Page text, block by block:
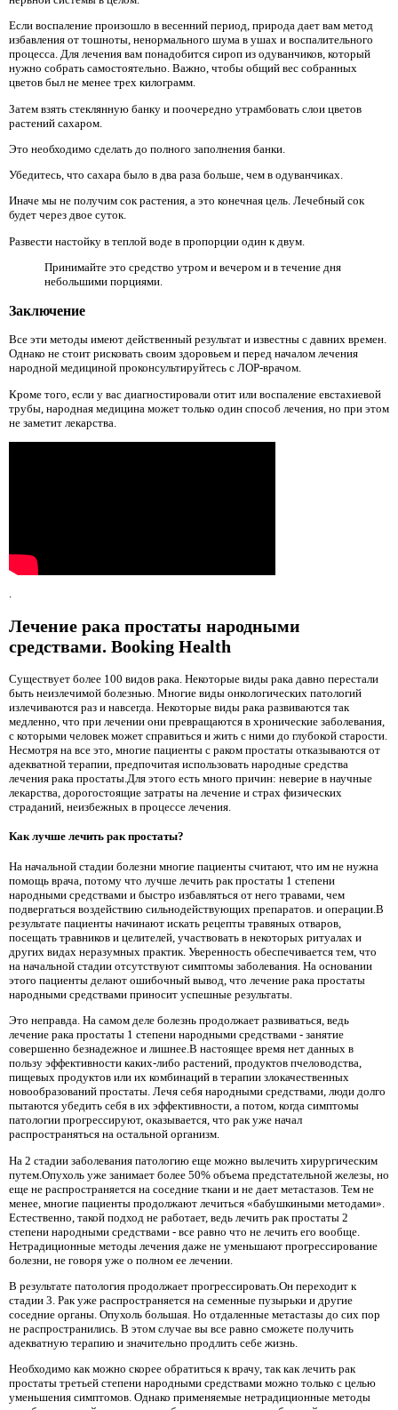
Если воспаление произошло в весенний период, природа дает вам метод
избавления от тошноты, ненормального шума в ушах и воспалительного
процесса. Для лечения вам понадобится сироп из одуванчиков, который
нужно собрать самостоятельно. Важно, чтобы общий вес собранных
цветов был не менее трех килограмм.
Затем взять стеклянную банку и поочередно утрамбовать слои цветов
растений сахаром.
Это необходимо сделать до полного заполнения банки.
Убедитесь, что сахара было в два раза больше, чем в одуванчиках.
Иначе мы не получим сок растения, а это конечная цель. Лечебный сок
будет через двое суток.
Развести настойку в теплой воде в пропорции один к двум.
Принимайте это средство утром и вечером и в течение дня
небольшими порциями.
Заключение
Все эти методы имеют действенный результат и известны с давних времен.
Однако не стоит рисковать своим здоровьем и перед началом лечения
народной медициной проконсультируйтесь с ЛОР-врачом.
Кроме того, если у вас диагностировали отит или воспаление евстахиевой
трубы, народная медицина может только один способ лечения, но при этом
не заметит лекарства.
.
Лечение рака простаты народными
средствами. Booking Health
Существует более 100 видов рака. Некоторые виды рака давно перестали
быть неизлечимой болезнью. Многие виды онкологических патологий
излечиваются раз и навсегда. Некоторые виды рака развиваются так
медленно, что при лечении они превращаются в хронические заболевания,
с которыми человек может справиться и жить с ними до глубокой старости.
Несмотря на все это, многие пациенты с раком простаты отказываются от
адекватной терапии, предпочитая использовать народные средства
лечения рака простаты.Для этого есть много причин: неверие в научные
лекарства, дорогостоящие затраты на лечение и страх физических
страданий, неизбежных в процессе лечения.
Как лучше лечить рак простаты?
На начальной стадии болезни многие пациенты считают, что им не нужна
помощь врача, потому что лучше лечить рак простаты 1 степени
народными средствами и быстро избавляться от него травами, чем
подвергаться воздействию сильнодействующих препаратов. и операции.В
результате пациенты начинают искать рецепты травяных отваров,
посещать травников и целителей, участвовать в некоторых ритуалах и
других видах неразумных практик. Уверенность обеспечивается тем, что
на начальной стадии отсутствуют симптомы заболевания. На основании
этого пациенты делают ошибочный вывод, что лечение рака простаты
народными средствами приносит успешные результаты.
Это неправда. На самом деле болезнь продолжает развиваться, ведь
лечение рака простаты 1 степени народными средствами - занятие
совершенно безнадежное и лишнее.В настоящее время нет данных в
пользу эффективности каких-либо растений, продуктов пчеловодства,
пищевых продуктов или их комбинаций в терапии злокачественных
новообразований простаты. Лечя себя народными средствами, люди долго
пытаются убедить себя в их эффективности, а потом, когда симптомы
патологии прогрессируют, оказывается, что рак уже начал
распространяться на остальной организм.
На 2 стадии заболевания патологию еще можно вылечить хирургическим
путем.Опухоль уже занимает более 50% объема предстательной железы, но
еще не распространяется на соседние ткани и не дает метастазов. Тем не
менее, многие пациенты продолжают лечиться «бабушкиными методами».
Естественно, такой подход не работает, ведь лечить рак простаты 2
степени народными средствами - все равно что не лечить его вообще.
Нетрадиционные методы лечения даже не уменьшают прогрессирование
болезни, не говоря уже о полном ее лечении.
В результате патология продолжает прогрессировать.Он переходит к
стадии 3. Рак уже распространяется на семенные пузырьки и другие
соседние органы. Опухоль большая. Но отдаленные метастазы до сих пор
не распространились. В этом случае вы все равно сможете получить
адекватную терапию и значительно продлить себе жизнь.
Необходимо как можно скорее обратиться к врачу, так как лечить рак
простаты третьей степени народными средствами можно только с целью
уменьшения симптомов. Однако применяемые нетрадиционные методы